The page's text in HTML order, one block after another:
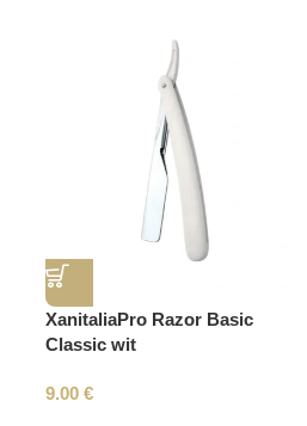
XanitaliaPro Razor Basic
Classic wit
9.00 €